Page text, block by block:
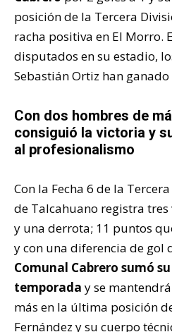
posición de la Tercera
racha positiva en El Morro.
disputados en su estadio,
Sebastián Ortiz han
Con dos hombres de
consiguió la victoria y
al profesionalismo
Con la Fecha 6 de la
de Talcahuano registra
y una derrota; 11 puntos
y con una diferencia de gol
Comunal Cabrero sumó
temporada y se
más en la última posición
Fernández y su cuerpo